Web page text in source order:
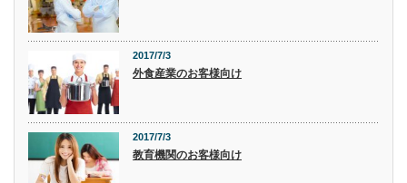
2017/7/3
外食産業のお客様向け
2017/7/3
教育機関のお客様向け